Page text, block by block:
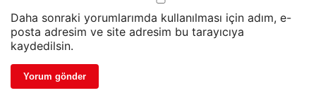
Daha sonraki yorumlarımda kullanılması için adım, e-
posta adresim ve site adresim bu tarayıcıya
kaydedilsin.